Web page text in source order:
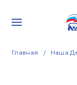
Главная Наша